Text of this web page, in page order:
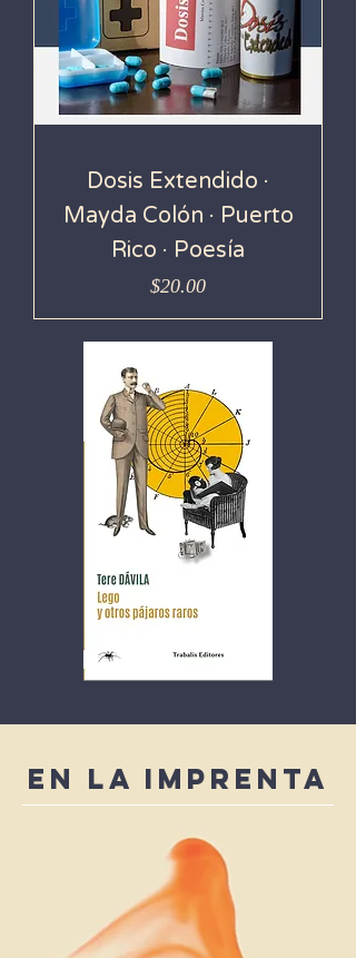
Dosis Extendido ·
Mayda Colón · Puerto
Rico · Poesía
Precio
$20.00
En la imprenta